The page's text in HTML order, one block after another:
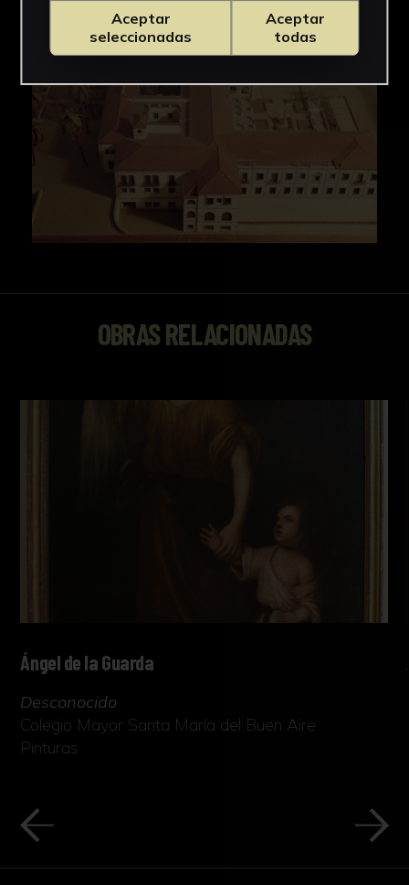
OBRAS RELACIONADAS
Ángel de la Guarda
Desconocido
Colegio Mayor Santa María del Buen Aire
Pinturas
Aceptar
seleccionadas
Aceptar
todas